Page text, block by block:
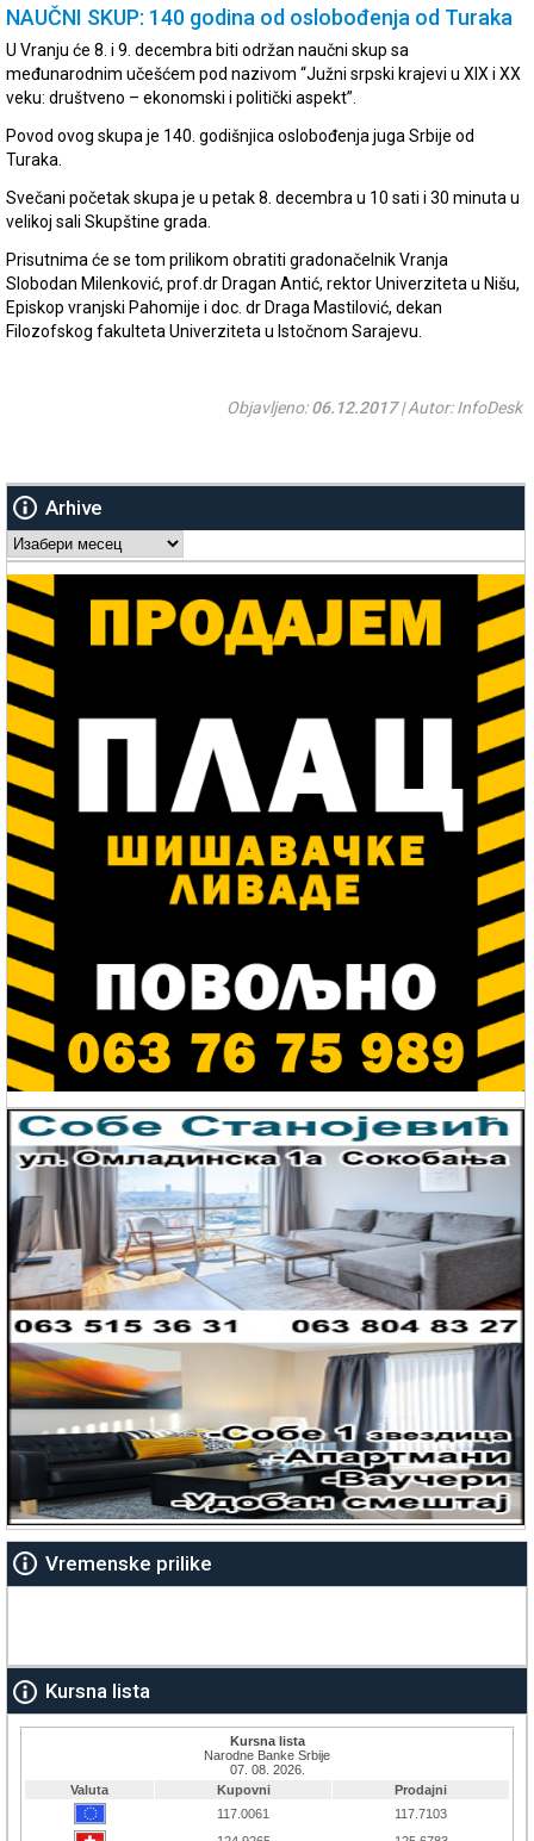
NAUČNI SKUP: 140 godina od oslobođenja od Turaka
U Vranju će 8. i 9. decembra biti održan naučni skup sa
međunarodnim učešćem pod nazivom “Južni srpski krajevi u XIX i XX
veku: društveno – ekonomski i politički aspekt”.
Povod ovog skupa je 140. godišnjica oslobođenja juga Srbije od
Turaka.
Svečani početak skupa je u petak 8. decembra u 10 sati i 30 minuta u
velikoj sali Skupštine grada.
Prisutnima će se tom prilikom obratiti gradonačelnik Vranja
Slobodan Milenković, prof.dr Dragan Antić, rektor Univerziteta u Nišu,
Episkop vranjski Pahomije i doc. dr Draga Mastilović, dekan
Filozofskog fakulteta Univerziteta u Istočnom Sarajevu.
Objavljeno:06.12.2017| Autor: InfoDesk
Arhive
Arhive
Vremenske prilike
Kursna lista